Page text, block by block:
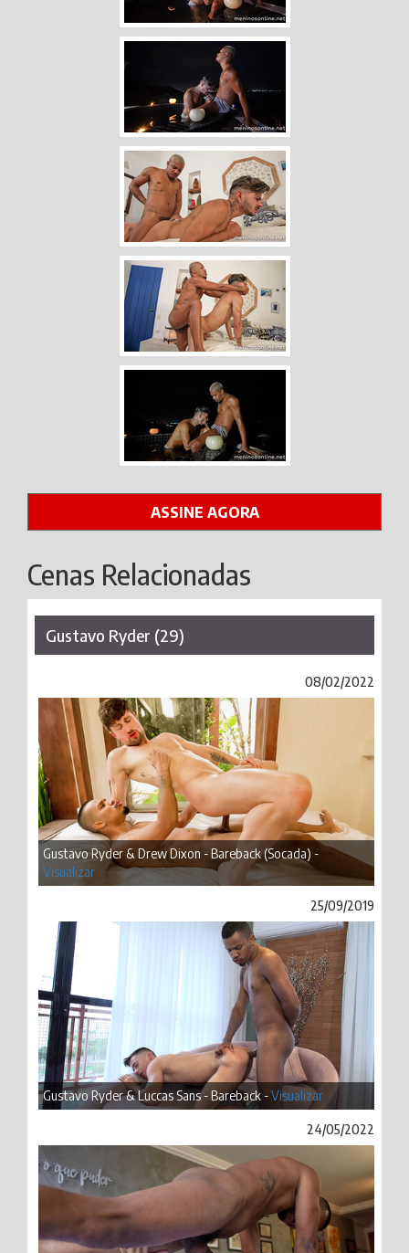
ASSINE AGORA
Cenas Relacionadas
Gustavo Ryder (29)
08/02/2022
Gustavo Ryder & Drew Dixon - Bareback (Socada) -
Visualizar
25/09/2019
Gustavo Ryder & Luccas Sans - Bareback -Visualizar
24/05/2022